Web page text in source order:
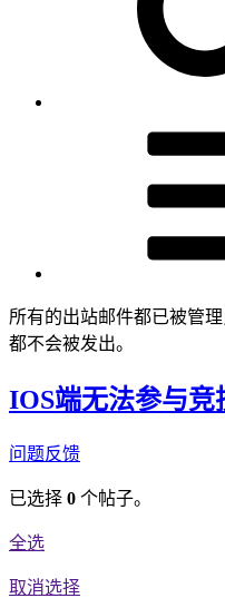
所有的出站邮件都已被管
都不会被发出。
IOS端无法参与竞
问题反馈
已选择 0 个帖子。
全选
取消选择